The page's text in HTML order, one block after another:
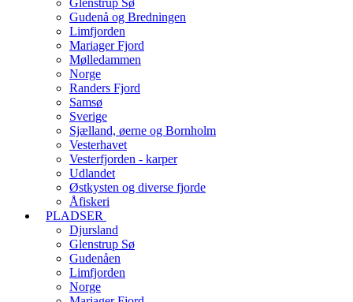
Glenstrup Sø
Gudenå og Bredningen
Limfjorden
Mariager Fjord
Mølledammen
Norge
Randers Fjord
Samsø
Sverige
Sjælland, øerne og Bornholm
Vesterhavet
Vesterfjorden - karper
Udlandet
Østkysten og diverse fjorde
Åfiskeri
PLADSER
Djursland
Glenstrup Sø
Gudenåen
Limfjorden
Norge